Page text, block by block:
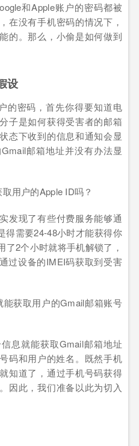
和Apple账户的密码都被
在没有手机密码的情况下，
的。那么，小偷是如何做到
设
的密码，首先你得要知道电
子是如何获得受害者的邮箱
态下收到的信息和通知会显
邮箱地址并没有办法显
用户的Apple ID吗？
发现了有些付费服务能够通
得需要24-48小时才能获得你
2个小时就将手机解锁了，
过设备的IMEI码获取到受害
获取用户的Gmail邮箱账号
息就能获取Gmail邮箱地址
和用户的姓名。既然手机
知道了，通过手机号码获得
因此，我们准备以此为切入